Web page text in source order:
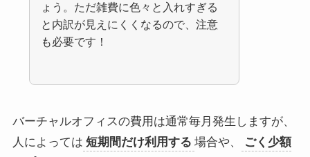
ょう。ただ雑費に色々と入れすぎる
と内訳が見えにくくなるので、注意
も必要です！
バーチャルオフィスの費用は通常毎月発生しますが、
人によっては 短期間だけ利用する 場合や、
ごく少額